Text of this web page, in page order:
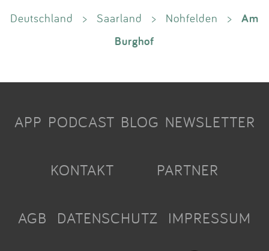
Deutschland > Saarland > Nohfelden >
Am
Burghof
APP PODCAST BLOG NEWSLETTER
KONTAKT PARTNER
AGB DATENSCHUTZ IMPRESSUM